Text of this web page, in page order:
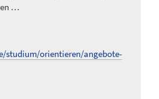
…
studium/orientieren/angebote-